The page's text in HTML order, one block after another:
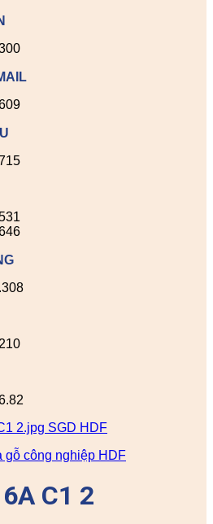
gỗ công nghiệp HDF
C1 2